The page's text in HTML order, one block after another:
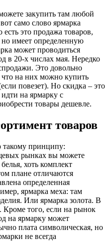
закупить там любой
само слово ярмарка
это продажа товаров,
но имеет определенную
может проводиться
в 20-х числах мая. Нередко
Это довольно
на них можно купить
повезет). Но скидка – это
на ярмарку с
товары дешевле.
товаров
такому принципу:
рынках вы можете
хоть комплект
плане отличаются
определенная
ярмарка меха: там
Или ярмарка золота. В
Кроме того, если на рынок
на ярмарку может
плата символическая, но
не всегда